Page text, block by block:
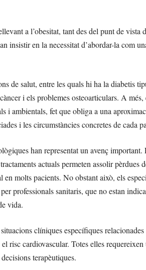
a l’obesitat, tant des del punt de vista
insistir en la necessitat d’abordar-la com
de salut, entre les quals hi ha la diabetis
i els problemes osteoarticulars. A
i ambientals, fet que obliga a una
i les circumstàncies concretes de cada
han representat un avenç
actuals permeten assolir
molts pacients. No obstant això, els
professionals sanitaris, que no estan
vida.
clíniques específiques
risc cardiovascular. Totes elles
terapèutiques.